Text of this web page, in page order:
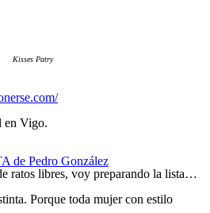
Kisses Patry
en Vigo.
de Pedro González
ratos libres, voy preparando la lista…
Porque toda mujer con estilo